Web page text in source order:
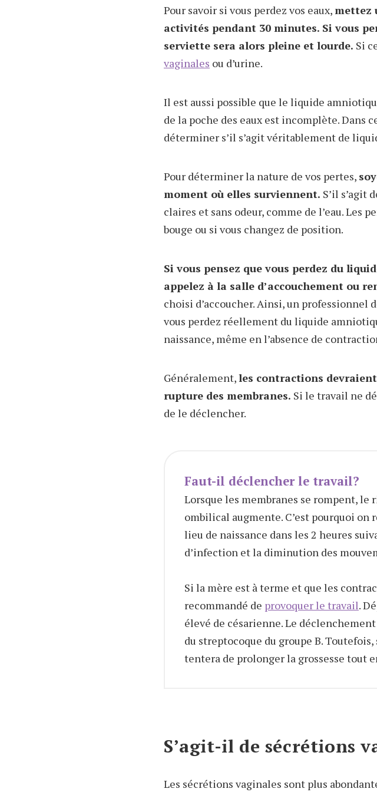
Pour savoir si vous perdez vos eaux,mettez
activités pendant 30 minutes. Si vous
serviette sera alors pleine et lourde. Si
vaginales ou d’urine.
Il est aussi possible que le liquide
de la poche des eaux est incomplète. Dans
déterminer s’il s’agit véritablement de
Pour déterminer la nature de vos pertes,
moment où elles surviennent. S’il s’agit
claires et sans odeur, comme de l’eau. Les
bouge ou si vous changez de position.
Si vous pensez que vous perdez du
appelez à la salle d’accouchement ou
choisi d’accoucher. Ainsi, un professionnel
vous perdez réellement du liquide
naissance, même en l’absence de
Généralement,les contractions
rupture des membranes. Si le travail ne
de le déclencher.
Faut-il déclencher le travail?
Lorsque les membranes se rompent, le
ombilical augmente. C’est pourquoi on
lieu de naissance dans les 2 heures
d’infection et la diminution des
Si la mère est à terme et que les
recommandé de provoquer le travail.
élevé de césarienne. Le
du streptocoque du groupe B.
tentera de prolonger la grossesse tout
S’agit-il de sécrétions
Les sécrétions vaginales sont plus